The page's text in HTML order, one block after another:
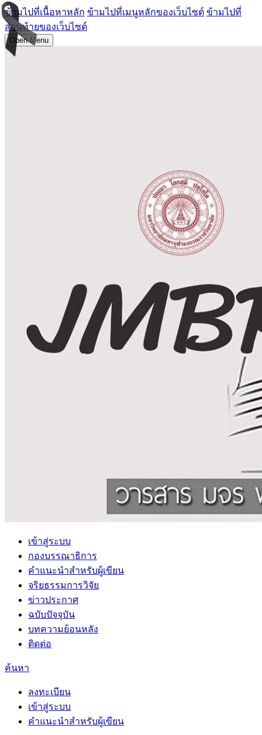
ข้ามไปที่เนื้อหาหลัก ข้ามไปที่เมนูหลักของเว็บไซต์ ข้ามไปที่
ส่วนท้ายของเว็บไซต์
Open Menu
เข้าสู่ระบบ
กองบรรณาธิการ
คำแนะนำสำหรับผู้เขียน
จริยธรรมการวิจัย
ข่าวประกาศ
ฉบับปัจจุบัน
บทความย้อนหลัง
ติดต่อ
ค้นหา
ลงทะเบียน
เข้าสู่ระบบ
คำแนะนำสำหรับผู้เขียน